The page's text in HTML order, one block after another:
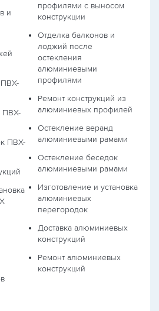
и
ПВХ-
ПВХ-
ПВХ-
профилями с выносом
конструкции
Отделка балконов и
лоджий после
остекления
алюминиевыми
профилями
Ремонт конструкций из
алюминиевых профилей
Остекление веранд
алюминиевыми рамами
Остекление беседок
алюминиевыми рамами
Изготовление и установка
алюминиевых
перегородок
Доставка алюминиевых
конструкций
Ремонт алюминиевых
конструкций